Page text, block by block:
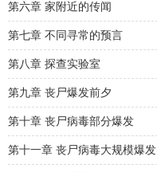
第六章 家附近的传闻
第七章 不同寻常的预言
第八章 探查实验室
第九章 丧尸爆发前夕
第十章 丧尸病毒部分爆发
第十一章 丧尸病毒大规模爆发